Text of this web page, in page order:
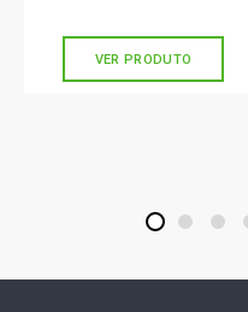
VER PRODUTO
1 2 3